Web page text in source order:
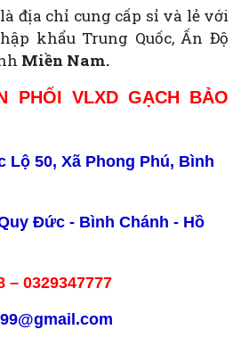
địa chỉ cung cấp sỉ và lẻ với
khẩu Trung Quốc, Ấn Độ
Miền Nam.
PHỐI VLXD GẠCH BẢO
Lộ 50, Xã Phong Phú, Bình
Đức - Bình Chánh - Hồ
– 0329347777